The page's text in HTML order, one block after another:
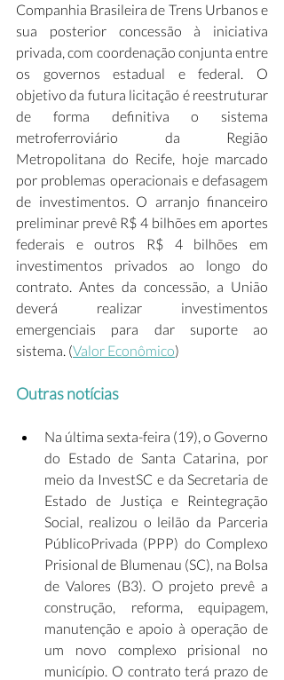
Companhia Brasileira de Trens Urbanos e
sua posterior concessão à iniciativa
privada, com coordenação conjunta entre
os governos estadual e federal. O
objetivo da futura licitação é reestruturar
de forma definitiva o sistema
metroferroviário da Região
Metropolitana do Recife, hoje marcado
por problemas operacionais e defasagem
de investimentos. O arranjo financeiro
preliminar prevê R$ 4 bilhões em aportes
federais e outros R$ 4 bilhões em
investimentos privados ao longo do
contrato. Antes da concessão, a União
deverá realizar investimentos
emergenciais para dar suporte ao
sistema. (Valor Econômico)
Outras notícias
Na última sexta-feira (19), o Governo
do Estado de Santa Catarina, por
meio da InvestSC e da Secretaria de
Estado de Justiça e Reintegração
Social, realizou o leilão da Parceria
PúblicoPrivada (PPP) do Complexo
Prisional de Blumenau (SC), na Bolsa
de Valores (B3). O projeto prevê a
construção, reforma, equipagem,
manutenção e apoio à operação de
um novo complexo prisional no
município. O contrato terá prazo de